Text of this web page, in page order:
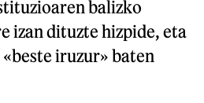
balizko
izan dituzte hizpide, eta
iruzur» baten